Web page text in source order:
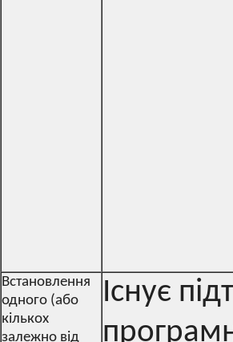
Встановлення
одного (або
кількох
залежно від
Існує